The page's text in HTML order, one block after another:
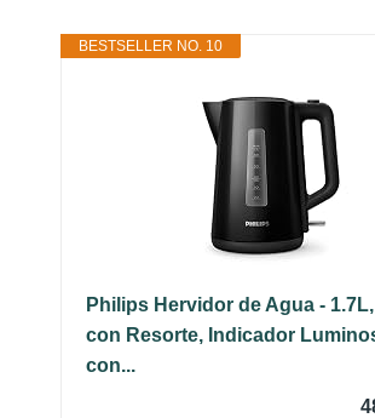
BESTSELLER NO. 10
Philips Hervidor de Agua -
con Resorte, Indicador
con...